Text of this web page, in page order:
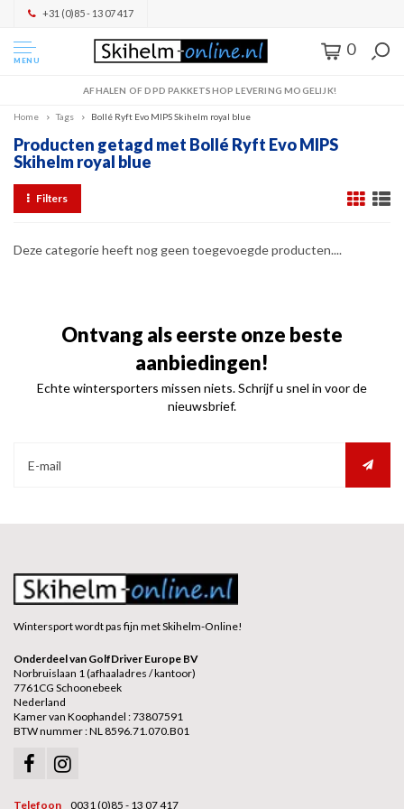
+31 (0)85 - 13 07 417
MENU
0
AFHALEN OF DPD PAKKETSHOP LEVERING MOGELIJK!
Home Tags Bollé Ryft Evo MIPS Skihelm royal blue
Producten getagd met Bollé Ryft Evo MIPS
Skihelm royal blue
Filters
Deze categorie heeft nog geen toegevoegde producten....
Ontvang als eerste onze beste
aanbiedingen!
Echte wintersporters missen niets. Schrijf u snel in voor de
nieuwsbrief.
Wintersport wordt pas fijn met Skihelm-Online!
Onderdeel van GolfDriver Europe BV
Norbruislaan 1 (afhaaladres / kantoor)
7761CG Schoonebeek
Nederland
Kamer van Koophandel : 73807591
BTW nummer : NL 8596.71.070.B01
Telefoon 0031 (0)85 - 13 07 417